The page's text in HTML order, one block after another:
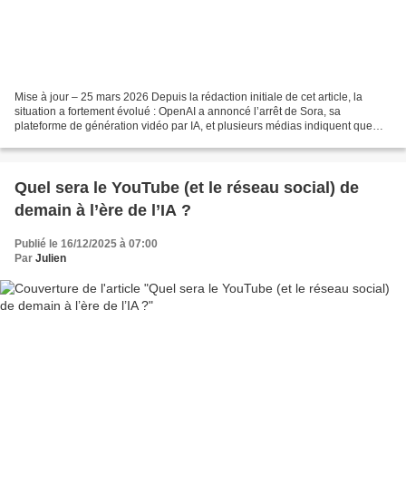
Mise à jour – 25 mars 2026 Depuis la rédaction initiale de cet article, la
situation a fortement évolué : OpenAI a annoncé l’arrêt de Sora, sa
plateforme de génération vidéo par IA, et plusieurs médias indiquent que
Quel sera le YouTube (et le réseau social) de
demain à l’ère de l’IA ?
Publié le 16/12/2025 à 07:00
Par Julien